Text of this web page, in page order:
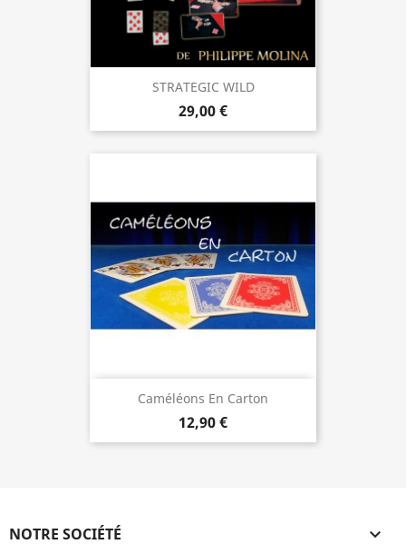
STRATEGIC WILD
29,00 €
Caméléons En Carton
12,90 €
NOTRE SOCIÉTÉ 